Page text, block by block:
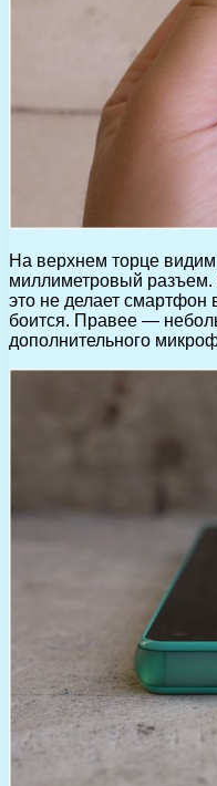
На верхнем торце
миллиметровый разъем.
это не делает
боится. Правее —
дополнительного